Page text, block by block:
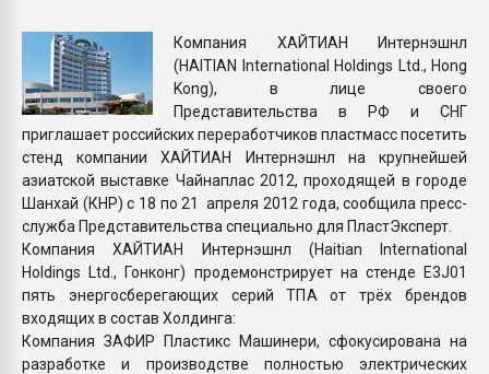
ПЕРЕЙТИ НА
Компания ХАЙТИАН Интернэшнл
(HAITIAN International Holdings Ltd., Hong
Kong), в лице своего
Представительства в РФ и СНГ
приглашает российских переработчиков пластмасс посетить
стенд компании ХАЙТИАН Интернэшнл на крупнейшей
азиатской выставке Чайнаплас 2012, проходящей в городе
Шанхай (КНР) с 18 по 21 апреля 2012 года, сообщила пресс-
служба Представительства специально для ПластЭксперт.
Компания ХАЙТИАН Интернэшнл (Haitian International
Holdings Ltd., Гонконг) продемонстрирует на стенде E3J01
пять энергосберегающих серий ТПА от трёх брендов
входящих в состав Холдинга:
Компания ЗАФИР Пластикс Машинери, сфокусирована на
разработке и производстве полностью электрических